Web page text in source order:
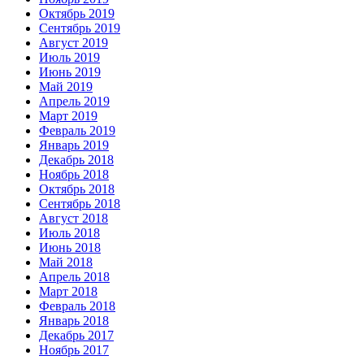
Октябрь 2019
Сентябрь 2019
Август 2019
Июль 2019
Июнь 2019
Май 2019
Апрель 2019
Март 2019
Февраль 2019
Январь 2019
Декабрь 2018
Ноябрь 2018
Октябрь 2018
Сентябрь 2018
Август 2018
Июль 2018
Июнь 2018
Май 2018
Апрель 2018
Март 2018
Февраль 2018
Январь 2018
Декабрь 2017
Ноябрь 2017